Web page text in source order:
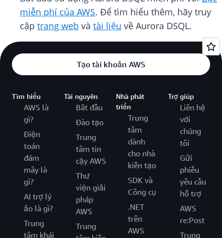
miễn phí của AWS. Để tìm hiểu thêm, hãy truy
cập trang web và tài liệu về Aurora DSQL.
Tạo tài khoản AWS
Tìm hiểu
AWS là
gì?
Điện
toán
đám
mây là
gì?
AI trợ lý
ảo là gì?
Trung
tâm khái
Tài nguyên
Bắt đầu
Đào tạo
Trung
tâm tin
cậy AWS
Thư
viện giải
pháp
AWS
Trung
Nhà phát
triển
Trung
tâm
dành
cho nhà
kiến tạo
SDK và
Công cụ
.NET
trên
AWS
Trợ giúp
Liên hệ
với
chúng
tôi
Gửi
phiếu
yêu cầu
hỗ trợ
AWS
re:Post
Trung